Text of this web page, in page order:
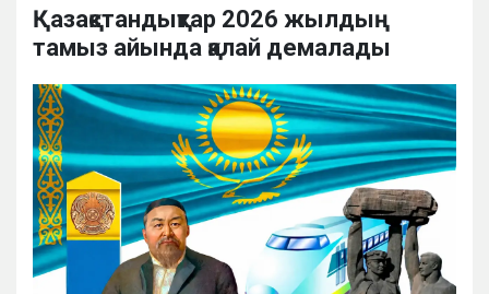
Қазақстандықтар 2026 жылдың
тамыз айында қалай демалады